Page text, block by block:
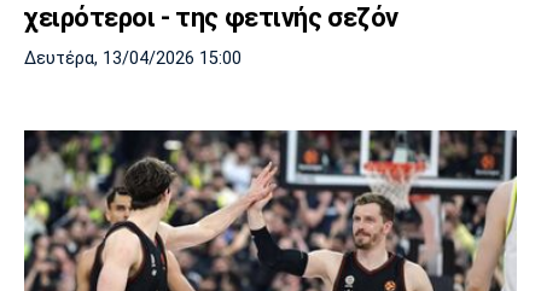
χειρότεροι - της φετινής σεζόν
Δευτέρα, 13/04/2026 15:00